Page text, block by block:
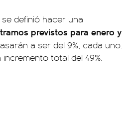
definió hacer una
previstos para enero y
a ser del 9%, cada uno.
total del 49%.